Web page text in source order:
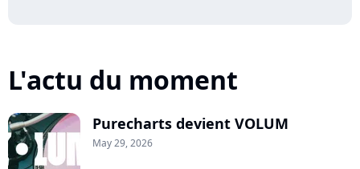
L'actu du moment
Purecharts devient VOLUM
May 29, 2026